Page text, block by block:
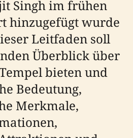
Singh im frühen
hinzugefügt wurde
Leitfaden soll
Überblick über
bieten und
Bedeutung,
Merkmale,